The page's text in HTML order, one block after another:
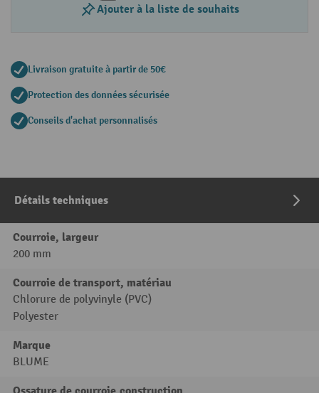
Ajouter à la liste de souhaits
Livraison gratuite à partir de 50€
Protection des données sécurisée
Conseils d'achat personnalisés
Détails techniques
Courroie, largeur
200 mm
Courroie de transport, matériau
Chlorure de polyvinyle (PVC)
Polyester
Marque
BLUME